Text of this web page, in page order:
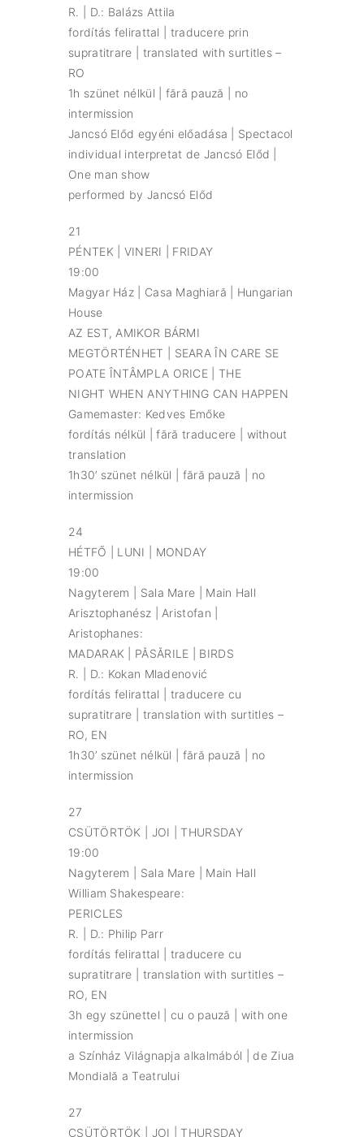
R. | D.: Balázs Attila
fordítás felirattal | traducere prin
supratitrare | translated with surtitles –
RO
1h szünet nélkül | fără pauză | no
intermission
Jancsó Előd egyéni előadása | Spectacol
individual interpretat de Jancsó Előd |
One man show
performed by Jancsó Előd
21
PÉNTEK | VINERI | FRIDAY
19:00
Magyar Ház | Casa Maghiară | Hungarian
House
AZ EST, AMIKOR BÁRMI
MEGTÖRTÉNHET | SEARA ÎN CARE SE
POATE ÎNTÂMPLA ORICE | THE
NIGHT WHEN ANYTHING CAN HAPPEN
Gamemaster: Kedves Emőke
fordítás nélkül | fără traducere | without
translation
1h30’ szünet nélkül | fără pauză | no
intermission
24
HÉTFŐ | LUNI | MONDAY
19:00
Nagyterem | Sala Mare | Main Hall
Arisztophanész | Aristofan |
Aristophanes:
MADARAK | PĂSĂRILE | BIRDS
R. | D.: Kokan Mladenović
fordítás felirattal | traducere cu
supratitrare | translation with surtitles –
RO, EN
1h30’ szünet nélkül | fără pauză | no
intermission
27
CSÜTÖRTÖK | JOI | THURSDAY
19:00
Nagyterem | Sala Mare | Main Hall
William Shakespeare:
PERICLES
R. | D.: Philip Parr
fordítás felirattal | traducere cu
supratitrare | translation with surtitles –
RO, EN
3h egy szünettel | cu o pauză | with one
intermission
a Színház Világnapja alkalmából | de Ziua
Mondială a Teatrului
27
CSÜTÖRTÖK | JOI | THURSDAY